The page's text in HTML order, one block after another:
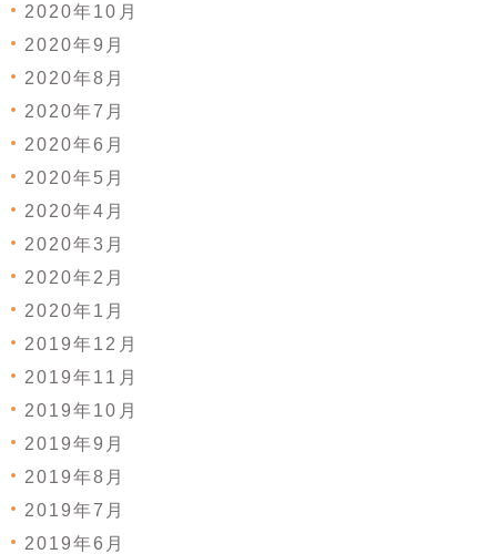
2020年10月
2020年9月
2020年8月
2020年7月
2020年6月
2020年5月
2020年4月
2020年3月
2020年2月
2020年1月
2019年12月
2019年11月
2019年10月
2019年9月
2019年8月
2019年7月
2019年6月